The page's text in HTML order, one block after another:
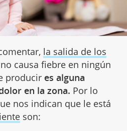
la salida de los
causa fiebre en ningún
producir es alguna
en la zona. Por lo
nos indican que le está
son: